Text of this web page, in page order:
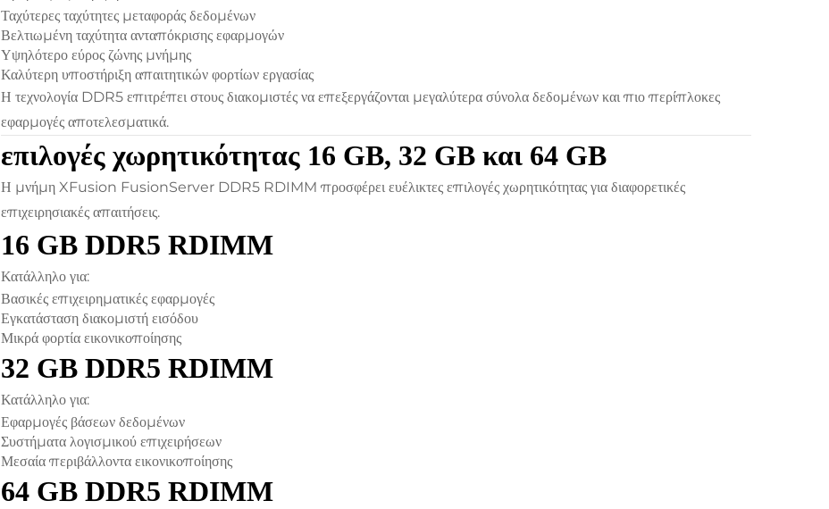
Ταχύτερες ταχύτητες μεταφοράς δεδομένων
Βελτιωμένη ταχύτητα ανταπόκρισης εφαρμογών
Υψηλότερο εύρος ζώνης μνήμης
Καλύτερη υποστήριξη απαιτητικών φορτίων εργασίας
Η τεχνολογία DDR5 επιτρέπει στους διακομιστές να επεξεργάζονται μεγαλύτερα σύνολα δεδομένων και πιο περίπλοκες
εφαρμογές αποτελεσματικά.
επιλογές χωρητικότητας 16 GB, 32 GB και 64 GB
Η μνήμη XFusion FusionServer DDR5 RDIMM προσφέρει ευέλικτες επιλογές χωρητικότητας για διαφορετικές
επιχειρησιακές απαιτήσεις.
16 GB DDR5 RDIMM
Κατάλληλο για:
Βασικές επιχειρηματικές εφαρμογές
Εγκατάσταση διακομιστή εισόδου
Μικρά φορτία εικονικοποίησης
32 GB DDR5 RDIMM
Κατάλληλο για:
Εφαρμογές βάσεων δεδομένων
Συστήματα λογισμικού επιχειρήσεων
Μεσαία περιβάλλοντα εικονικοποίησης
64 GB DDR5 RDIMM